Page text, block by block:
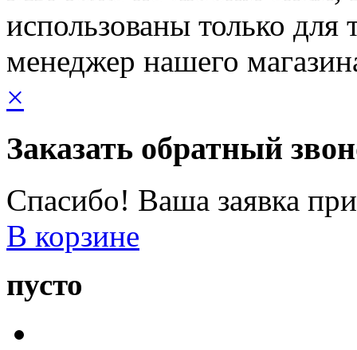
использованы только для
менеджер нашего
×
Заказать обратный
Спасибо! Ваша заявка
В корзине
пусто